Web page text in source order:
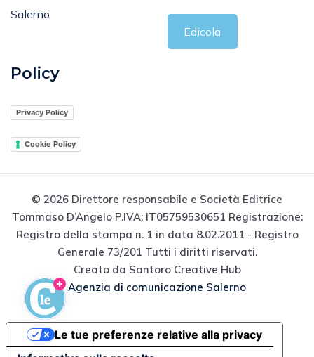
Salerno
Edicola
Policy
Privacy Policy
Cookie Policy
© 2026 Direttore responsabile e Società Editrice
Tommaso D’Angelo P.IVA: IT05759530651 Registrazione:
Registro della stampa n. 1 in data 8.02.2011 - Registro
Generale 73/201 Tutti i diritti riservati.
Creato da Santoro Creative Hub
Agenzia di comunicazione Salerno
Le tue preferenze relative alla privacy